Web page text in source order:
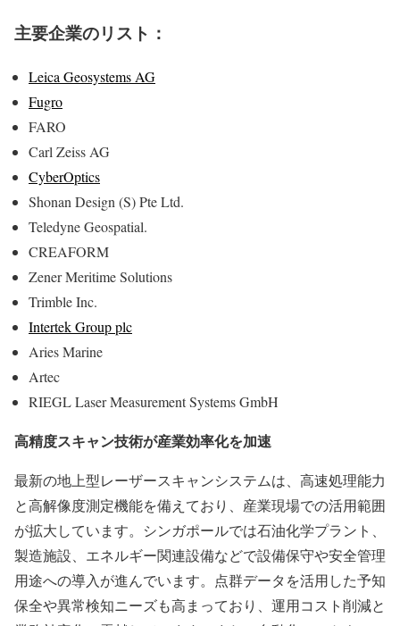
主要企業のリスト：
Leica Geosystems AG
Fugro
FARO
Carl Zeiss AG
CyberOptics
Shonan Design (S) Pte Ltd.
Teledyne Geospatial.
CREAFORM
Zener Meritime Solutions
Trimble Inc.
Intertek Group plc
Aries Marine
Artec
RIEGL Laser Measurement Systems GmbH
高精度スキャン技術が産業効率化を加速
最新の地上型レーザースキャンシステムは、高速処理能力
と高解像度測定機能を備えており、産業現場での活用範囲
が拡大しています。シンガポールでは石油化学プラント、
製造施設、エネルギー関連設備などで設備保守や安全管理
用途への導入が進んでいます。点群データを活用した予知
保全や異常検知ニーズも高まっており、運用コスト削減と